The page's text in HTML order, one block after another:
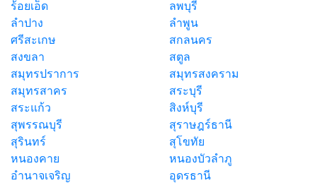
ร้อยเอ็ด
ลพบุรี
ลำปาง
ลำพูน
ศรีสะเกษ
สกลนคร
สงขลา
สตูล
สมุทรปราการ
สมุทรสงคราม
สมุทรสาคร
สระบุรี
สระแก้ว
สิงห์บุรี
สุพรรณบุรี
สุราษฎร์ธานี
สุรินทร์
สุโขทัย
หนองคาย
หนองบัวลำภู
อำนาจเจริญ
อุดรธานี